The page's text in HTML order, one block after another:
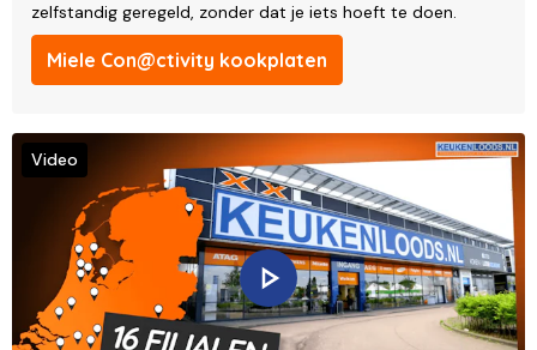
zelfstandig geregeld, zonder dat je iets hoeft te doen.
Miele Con@ctivity kookplaten
Video